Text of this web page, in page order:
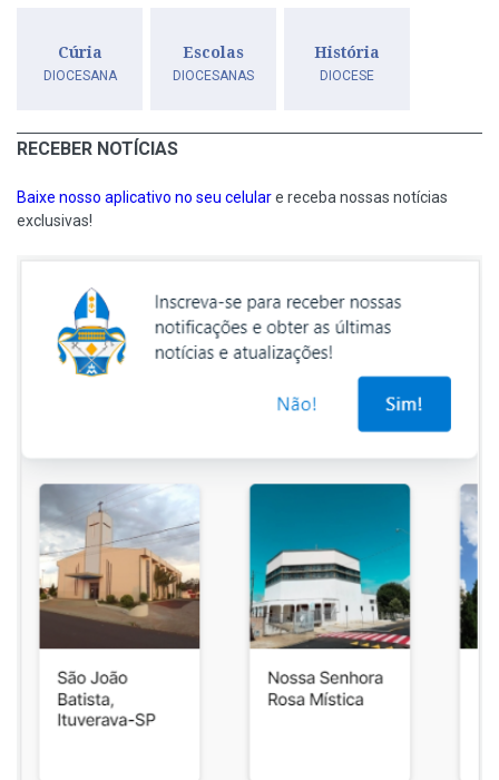
Cúria
DIOCESANA
Escolas
DIOCESANAS
História
DIOCESE
RECEBER NOTÍCIAS
Baixe nosso aplicativo no seu celulare receba nossas notícias
exclusivas!